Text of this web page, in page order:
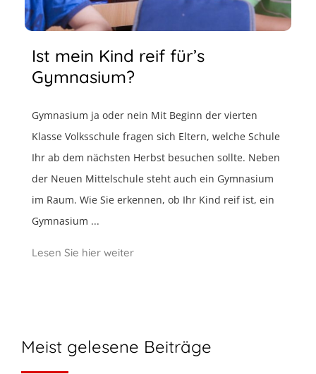
Ist mein Kind reif für’s
Gymnasium?
Gymnasium ja oder nein Mit Beginn der vierten
Klasse Volksschule fragen sich Eltern, welche Schule
Ihr ab dem nächsten Herbst besuchen sollte. Neben
der Neuen Mittelschule steht auch ein Gymnasium
im Raum. Wie Sie erkennen, ob Ihr Kind reif ist, ein
Gymnasium ...
Lesen Sie hier weiter
Meist gelesene Beiträge